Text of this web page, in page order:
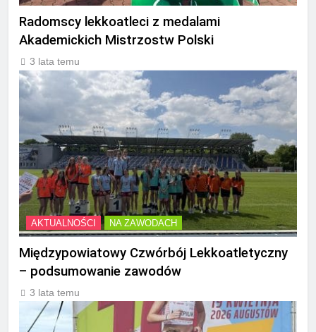
Radomscy lekkoatleci z medalami
Akademickich Mistrzostw Polski
3 lata temu
AKTUALNOŚCI NA ZAWODACH
Międzypowiatowy Czwórbój Lekkoatletyczny
– podsumowanie zawodów
3 lata temu